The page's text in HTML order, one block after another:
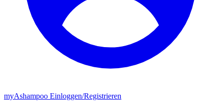
myAshampoo Einloggen/Registrieren